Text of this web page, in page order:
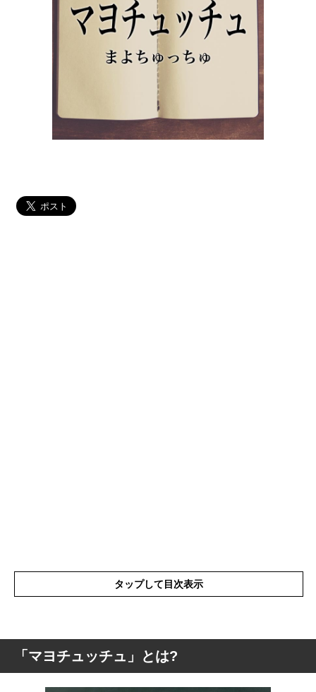
タップして目次表示
「マヨチュッチュ」とは?
「マヨチュッチュ」とは?